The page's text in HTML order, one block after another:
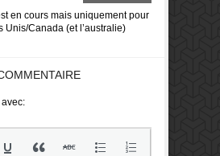
en cours mais uniquement pour
Unis/Canada (et l’australie)